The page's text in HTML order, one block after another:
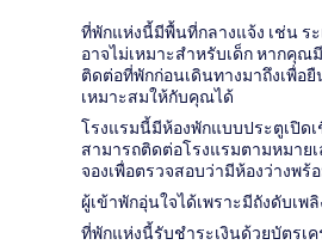
ที่พักแห่งนี้มีพื้นที่กลางแจ้ง เช่น ระ
อาจไม่เหมาะสำหรับเด็ก หากคุณ
ติดต่อที่พักก่อนเดินทางมาถึงเพื่อ
เหมาะสมให้กับคุณได้
โรงแรมนี้มีห้องพักแบบประตูเปิด
สามารถติดต่อโรงแรมตามหมาย
จองเพื่อตรวจสอบว่ามีห้องว่างพร้
ผู้เข้าพักอุ่นใจได้เพราะมีถังดับเพ
ที่พักแห่งนี้รับชำระเงินด้วยบัตรเ